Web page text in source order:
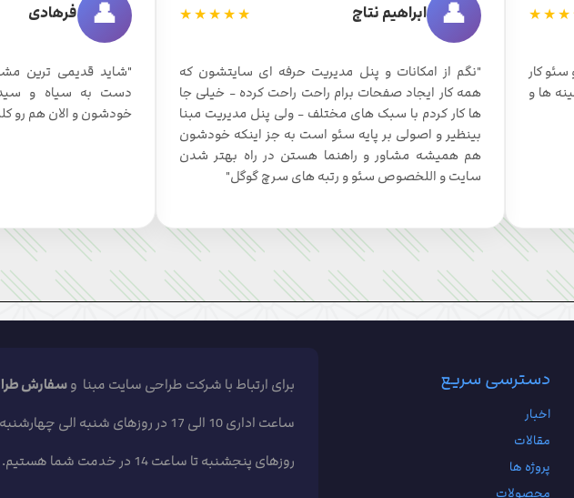
کار
ها و
👤 ابراهیم نتاج ★★★★★
"نگم از امکانات و پنل مدیریت حرفه ای سایتشون که
همه کار ایجاد صفحات برام راحت راحت کرده - خیلی جا
ها کار کردم با سبک های مختلف - ولی پنل مدیریت مبنا
بینظیر و اصولی بر پایه سئو است به جز اینکه خودشون
هم همیشه مشاور و راهنما هستن در راه بهتر شدن
سایت و اللخصوص سئو و رتبه های سرچ گوگل"
👤 فرهادی
"شاید قدیمی ترین
دست به سیاه و
خودشون و الان هم رو
دسترسی سریع
اخبار
مقالات
پروژه ها
محصولات
برای ارتباط با شرکت طراحی سایت مبنا وسفارش
ساعت اداری 10 الی 17 در روزهای
روزهای پنجشنبه تا ساعت 14 در خدمت شما هستیم.